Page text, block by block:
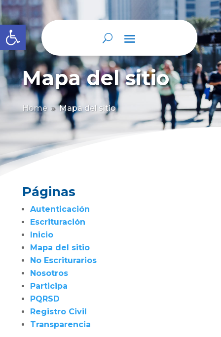
Abrir barra de herramientas
Mapa del sitio
Home 9 Mapa del sitio
Páginas
Autenticación
Escrituración
Inicio
Mapa del sitio
No Escriturarios
Nosotros
Participa
PQRSD
Registro Civil
Transparencia